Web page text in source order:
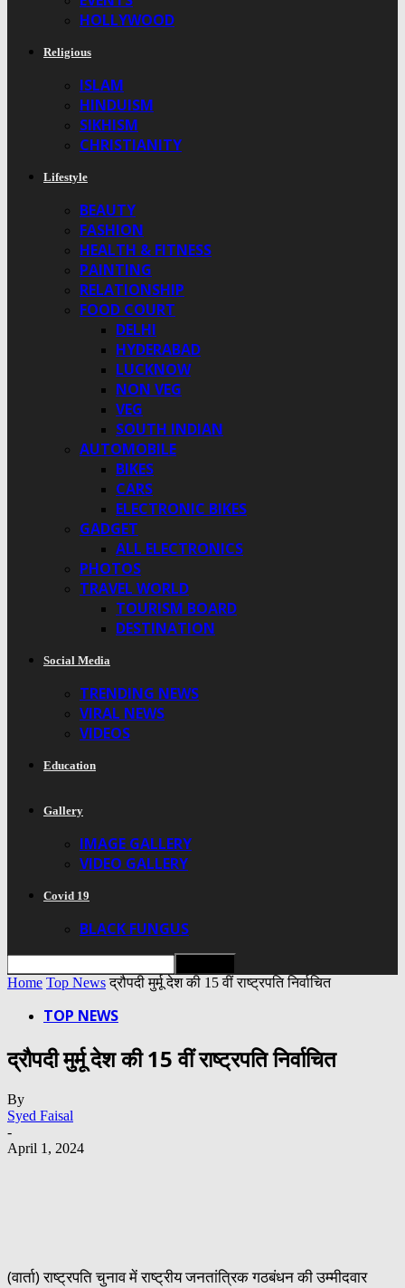
HOLLYWOOD
Religious
ISLAM
HINDUISM
SIKHISM
CHRISTIANITY
Lifestyle
BEAUTY
FASHION
HEALTH & FITNESS
PAINTING
RELATIONSHIP
FOOD COURT
DELHI
HYDERABAD
LUCKNOW
NON VEG
VEG
SOUTH INDIAN
AUTOMOBILE
BIKES
CARS
ELECTRONIC BIKES
GADGET
ALL ELECTRONICS
PHOTOS
TRAVEL WORLD
TOURISM BOARD
DESTINATION
Social Media
TRENDING NEWS
VIRAL NEWS
VIDEOS
Education
Gallery
IMAGE GALLERY
VIDEO GALLERY
Covid 19
BLACK FUNGUS
Home Top News द्रौपदी मुर्मू देश की 15 वीं राष्ट्रपति निर्वाचित
TOP NEWS
द्रौपदी मुर्मू देश की 15 वीं राष्ट्रपति निर्वाचित
By
Syed Faisal
-
April 1, 2024
(वार्ता) राष्ट्रपति चुनाव में राष्ट्रीय जनतांत्रिक गठबंधन की उम्मीदवार